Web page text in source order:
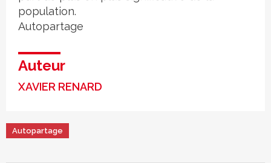
population.
Autopartage
Auteur
XAVIER RENARD
Autopartage